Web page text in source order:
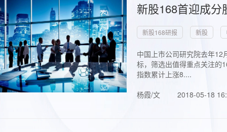
新股168首迎成
新股168研报 新股
中国上市公司研究院去年
标，筛选出值得重点关注的
指数累计上涨8....
杨霞/文
2018-05-18